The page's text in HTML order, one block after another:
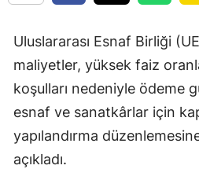
Uluslararası Esnaf Birliği
maliyetler, yüksek faiz
koşulları nedeniyle ödeme
esnaf ve sanatkârlar için
yapılandırma
açıkladı.